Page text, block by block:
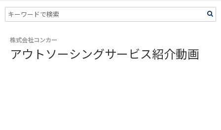
株式会社コンカー
アウトソーシングサービス紹介動画